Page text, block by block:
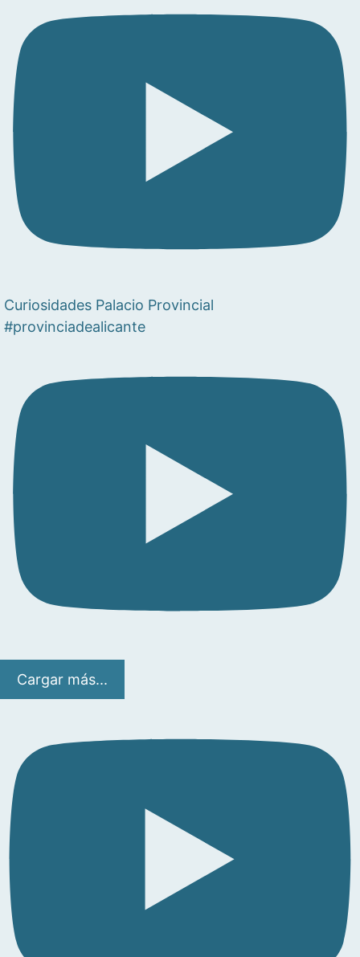
Curiosidades Palacio Provincial
#provinciadealicante
Cargar más...